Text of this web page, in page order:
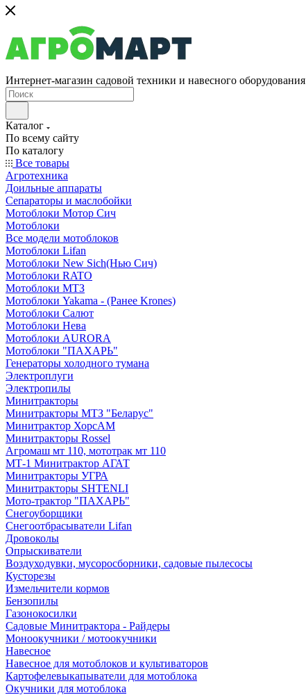
Интернет-магазин садовой техники и навесного оборудования
Каталог
По всему сайту
По каталогу
Все товары
Агротехника
Доильные аппараты
Сепараторы и маслобойки
Мотоблоки Мотор Сич
Мотоблоки
Все модели мотоблоков
Мотоблоки Lifan
Мотоблоки New Sich(Нью Сич)
Мотоблоки RATO
Мотоблоки МТЗ
Мотоблоки Yakama - (Ранее Krones)
Мотоблоки Салют
Мотоблоки Нева
Мотоблоки AURORA
Мотоблоки "ПАХАРЬ"
Генераторы холодного тумана
Электроплуги
Электропилы
Минитракторы
Минитракторы МТЗ "Беларус"
Минитрактор ХорсАМ
Минитракторы Rossel
Агромаш мт 110, мототрак мт 110
МТ-1 Минитрактор АГАТ
Минитракторы УГРА
Минитракторы SHTENLI
Мото-трактор "ПАХАРЬ"
Снегоуборщики
Снегоотбрасыватели Lifan
Дровоколы
Опрыскиватели
Воздуходувки, мусоросборники, cадовые пылесосы
Кусторезы
Измельчители кормов
Бензопилы
Газонокосилки
Садовые Минитрактора - Райдеры
Моноокучники / мотоокучники
Навесное
Навесное для мотоблоков и культиваторов
Картофелевыкапыватели для мотоблока
Окучники для мотоблока